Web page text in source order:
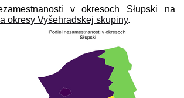
v okresoch Słupski na
okresy Vyšehradskej skupiny.